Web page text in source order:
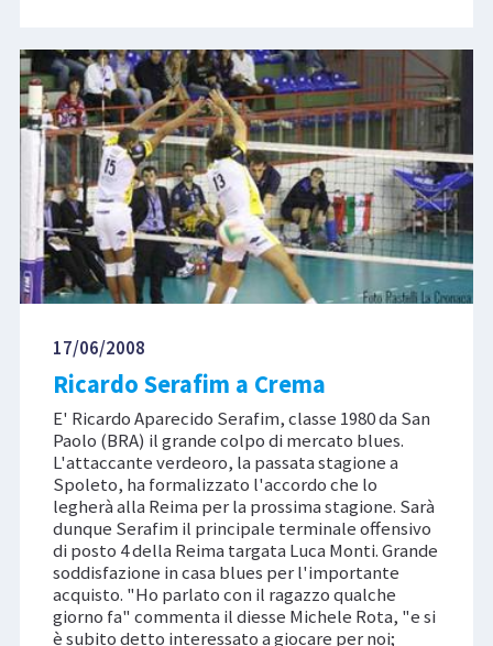
17/06/2008
Ricardo Serafim a Crema
E' Ricardo Aparecido Serafim, classe 1980 da San
Paolo (BRA) il grande colpo di mercato blues.
L'attaccante verdeoro, la passata stagione a
Spoleto, ha formalizzato l'accordo che lo
legherà alla Reima per la prossima stagione. Sarà
dunque Serafim il principale terminale offensivo
di posto 4 della Reima targata Luca Monti. Grande
soddisfazione in casa blues per l'importante
acquisto. "Ho parlato con il ragazzo qualche
giorno fa" commenta il diesse Michele Rota, "e si
è subito detto interessato a giocare per noi;